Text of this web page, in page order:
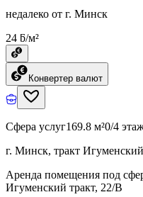
недалеко от г. Минск
24 ƃ/м²
Конвертер валют
Сфера услуг169.8 м²0/4
г. Минск, тракт
Аренда помещения под
Игуменский тракт, 22/В